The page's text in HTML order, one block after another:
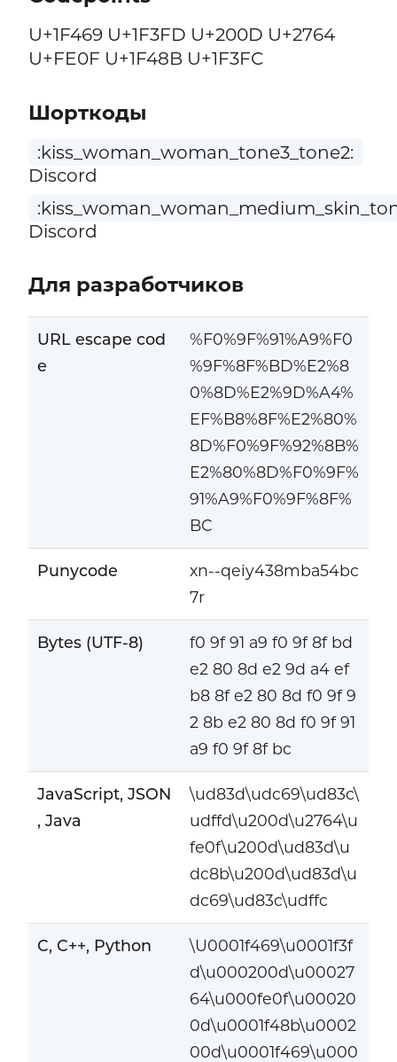
U+1F469 U+1F3FD U+200D U+2764
U+FE0F U+1F48B U+1F3FC
Шорткоды
:kiss_woman_woman_tone3_tone2:
Discord
Discord
Для разработчиков
URL escape cod
e
%F0%9F%91%A9%F0
%9F%8F%BD%E2%8
0%8D%E2%9D%A4%
EF%B8%8F%E2%80%
8D%F0%9F%92%8B%
E2%80%8D%F0%9F%
91%A9%F0%9F%8F%
BC
Punycode
xn--qeiy438mba54bc
7r
Bytes (UTF-8)
f0 9f 91 a9 f0 9f 8f bd
e2 80 8d e2 9d a4 ef
b8 8f e2 80 8d f0 9f 9
2 8b e2 80 8d f0 9f 91
a9 f0 9f 8f bc
JavaScript, JSON
, Java
\ud83d\udc69\ud83c\
udffd\u200d\u2764\u
fe0f\u200d\ud83d\u
dc8b\u200d\ud83d\u
dc69\ud83c\udffc
C, C++, Python
\U0001f469\u0001f3f
d\u000200d\u00027
64\u000fe0f\u00020
0d\u0001f48b\u0002
00d\u0001f469\u000